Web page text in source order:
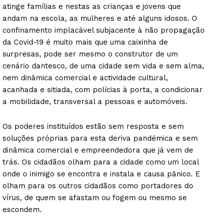
atinge famílias e nestas as crianças e jovens que
andam na escola, as mulheres e até alguns idosos. O
confinamento implacável subjacente à não propagação
da Covid-19 é muito mais que uma caixinha de
surpresas, pode ser mesmo o construtor de um
cenário dantesco, de uma cidade sem vida e sem alma,
nem dinâmica comercial e actividade cultural,
acanhada e sitiada, com polícias à porta, a condicionar
a mobilidade, transversal a pessoas e automóveis.
Os poderes instituídos estão sem resposta e sem
soluções próprias para esta deriva pandémica e sem
dinâmica comercial e empreendedora que já vem de
trás. Os cidadãos olham para a cidade como um local
onde o inimigo se encontra e instala e causa pânico. E
olham para os outros cidadãos como portadores do
vírus, de quem se afastam ou fogem ou mesmo se
escondem.